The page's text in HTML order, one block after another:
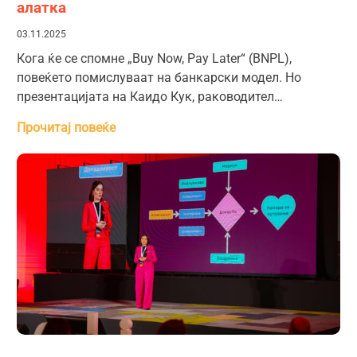
алатка
03.11.2025
Кога ќе се спомне „Buy Now, Pay Later“ (BNPL),
повеќето помислуваат на банкарски модел. Но
презентацијата на Каидо Кук, раководител…
Прочитај повеќе